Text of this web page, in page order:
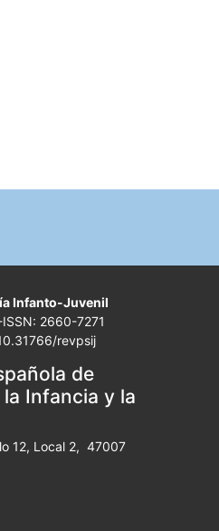
Infanto-Juvenil
2660-7271
revpsij
de
Infancia y la
12, Local 2, 47007